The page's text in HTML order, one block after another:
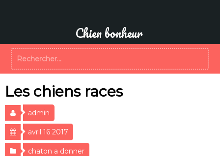
Chien bonheur
Les chiens races
admin
avril 16 2017
chaton a donner
Rechercher :